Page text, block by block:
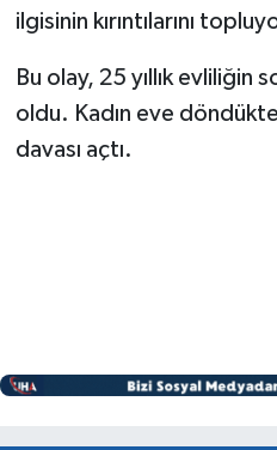
ilgisinin kırıntılarını
Bu olay, 25 yıllık evliliğin
oldu. Kadın eve
davası açtı.